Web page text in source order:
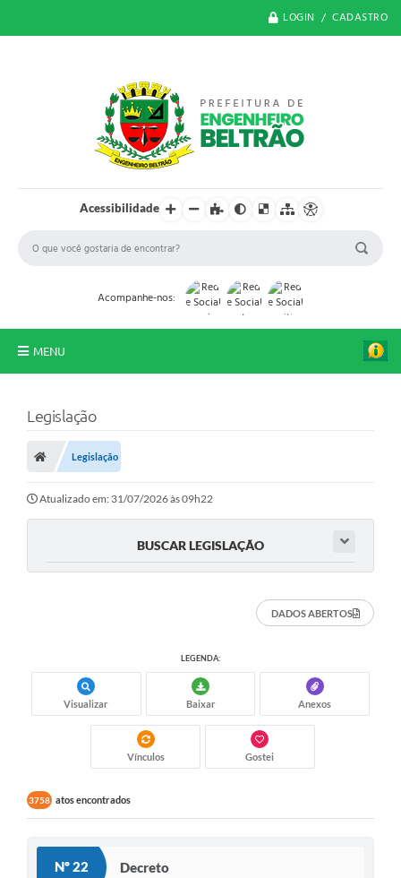
LOGIN / CADASTRO
Acessibilidade
Acompanhe-nos:
MENU
Transparência
Legislação
Editais
Ouvidoria
A Prefeitura
Contratos
Audiências Públicas
Legislação
Legislação
Atualizado em: 31/07/2026 às 09h22
BUSCAR LEGISLAÇÃO
DADOS ABERTOS
LEGENDA:
Visualizar Baixar Anexos
Vínculos Gostei
3758 atos encontrados
Nº 22 Decreto